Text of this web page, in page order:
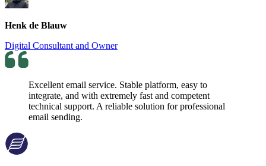
Henk de Blauw
Digital Consultant and Owner
Excellent email service. Stable platform, easy to
integrate, and with extremely fast and competent
technical support. A reliable solution for professional
email sending.